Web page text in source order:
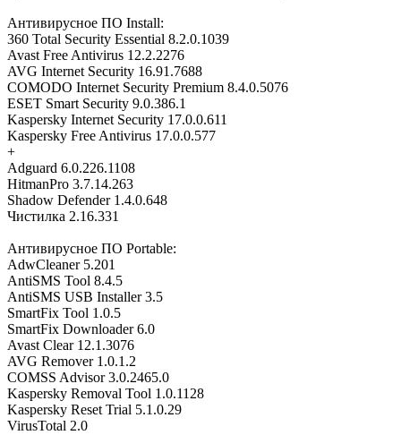
Антивирусное ПО Install:
360 Total Security Essential 8.2.0.1039
Avast Free Antivirus 12.2.2276
AVG Internet Security 16.91.7688
COMODO Internet Security Premium 8.4.0.5076
ESET Smart Security 9.0.386.1
Kaspersky Internet Security 17.0.0.611
Kaspersky Free Antivirus 17.0.0.577
+
Adguard 6.0.226.1108
HitmanPro 3.7.14.263
Shadow Defender 1.4.0.648
Чистилка 2.16.331
Антивирусное ПО Portable:
AdwCleaner 5.201
AntiSMS Tool 8.4.5
AntiSMS USB Installer 3.5
SmartFix Tool 1.0.5
SmartFix Downloader 6.0
Avast Clear 12.1.3076
AVG Remover 1.0.1.2
COMSS Advisor 3.0.2465.0
Kaspersky Removal Tool 1.0.1128
Kaspersky Reset Trial 5.1.0.29
VirusTotal 2.0